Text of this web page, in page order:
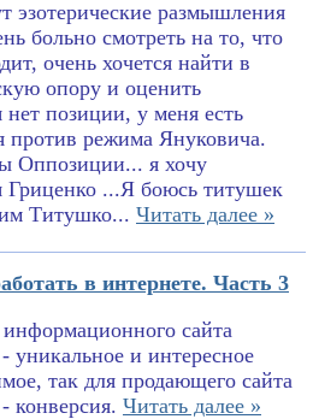
эзотерические размышления
больно смотреть на то, что
очень хочется найти в
опору и оценить
позиции, у меня есть
против режима Януковича.
Оппозиции... я хочу
Гриценко ...Я боюсь титушек
Титушко... Читать далее »
в интернете. Часть 3
сайта
- уникальное и интересное
так для продающего сайта
конверсия. Читать далее »